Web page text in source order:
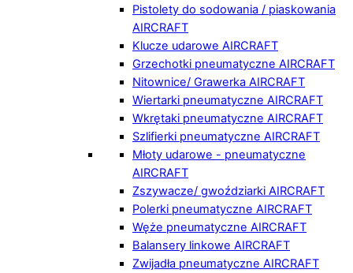
Pistolety do sodowania / piaskowania
AIRCRAFT
Klucze udarowe AIRCRAFT
Grzechotki pneumatyczne AIRCRAFT
Nitownice/ Grawerka AIRCRAFT
Wiertarki pneumatyczne AIRCRAFT
Wkrętaki pneumatyczne AIRCRAFT
Szlifierki pneumatyczne AIRCRAFT
Młoty udarowe - pneumatyczne
AIRCRAFT
Zszywacze/ gwoździarki AIRCRAFT
Polerki pneumatyczne AIRCRAFT
Węże pneumatyczne AIRCRAFT
Balansery linkowe AIRCRAFT
Zwijadła pneumatyczne AIRCRAFT